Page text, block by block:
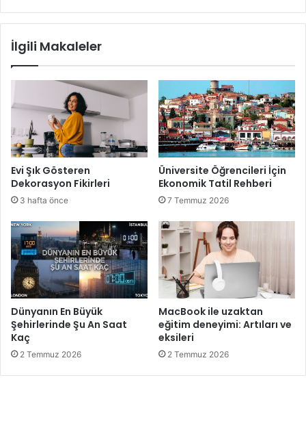
İlgili Makaleler
Evi Şık Gösteren
Dekorasyon Fikirleri
3 hafta önce
Üniversite Öğrencileri İçin
Ekonomik Tatil Rehberi
7 Temmuz 2026
Dünyanın En Büyük
Şehirlerinde Şu An Saat
Kaç
2 Temmuz 2026
MacBook ile uzaktan
eğitim deneyimi: Artıları ve
eksileri
2 Temmuz 2026